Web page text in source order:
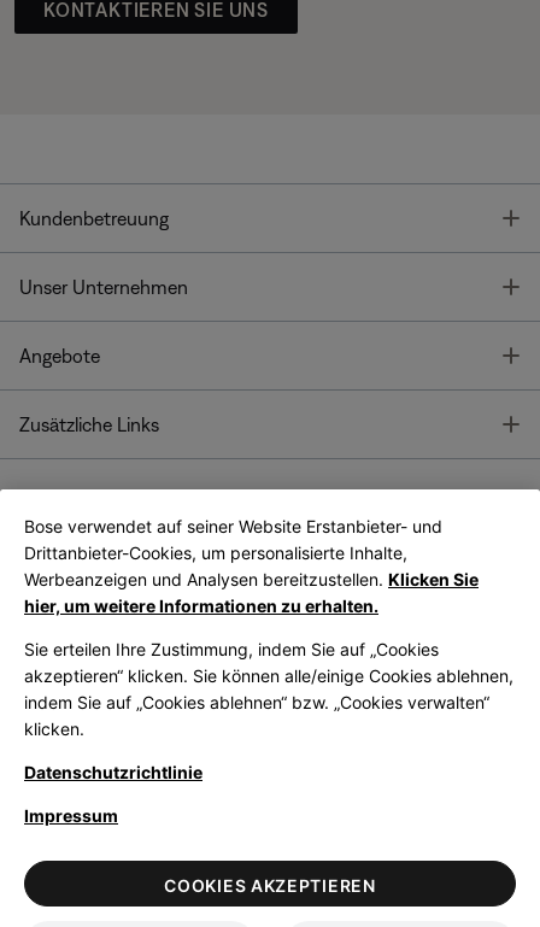
KONTAKTIEREN SIE UNS
Kundenbetreuung
Unser Unternehmen
Angebote
Zusätzliche Links
Bose App
Bose Connect
App
LegalDatenschutzrichtlinieZugänglichkeitHinweis zu Cookies
VerkaufsbedingungenNutzungsbedingungen
Bose verwendet auf seiner Website Erstanbieter- und
Drittanbieter-Cookies, um personalisierte Inhalte,
Werbeanzeigen und Analysen bereitzustellen. Klicken Sie
hier, um weitere Informationen zu erhalten.
Sie erteilen Ihre Zustimmung, indem Sie auf „Cookies
akzeptieren“ klicken. Sie können alle/einige Cookies ablehnen,
indem Sie auf „Cookies ablehnen“ bzw. „Cookies verwalten“
klicken.
Datenschutzrichtlinie
Impressum
COOKIES AKZEPTIEREN